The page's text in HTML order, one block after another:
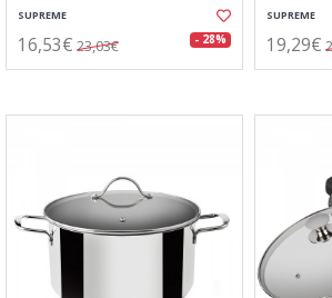
SUPREME
16,53€ 23,03€ - 28%
SUPREME
19,29€